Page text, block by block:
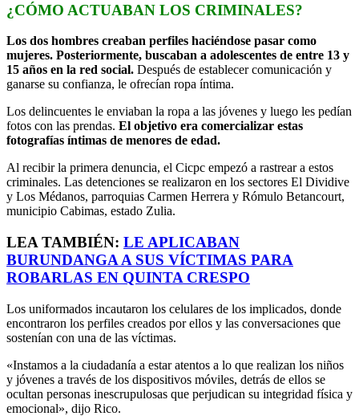
¿CÓMO ACTUABAN LOS CRIMINALES?
Los dos hombres creaban perfiles haciéndose pasar como
mujeres. Posteriormente, buscaban a adolescentes de entre 13 y
15 años en la red social. Después de establecer comunicación y
ganarse su confianza, le ofrecían ropa íntima.
Los delincuentes le enviaban la ropa a las jóvenes y luego les pedían
fotos con las prendas. El objetivo era comercializar estas
fotografías íntimas de menores de edad.
Al recibir la primera denuncia, el Cicpc empezó a rastrear a estos
criminales. Las detenciones se realizaron en los sectores El Dividive
y Los Médanos, parroquias Carmen Herrera y Rómulo Betancourt,
municipio Cabimas, estado Zulia.
LEA TAMBIÉN: LE APLICABAN
BURUNDANGA A SUS VÍCTIMAS PARA
ROBARLAS EN QUINTA CRESPO
Los uniformados incautaron los celulares de los implicados, donde
encontraron los perfiles creados por ellos y las conversaciones que
sostenían con una de las víctimas.
«Instamos a la ciudadanía a estar atentos a lo que realizan los niños
y jóvenes a través de los dispositivos móviles, detrás de ellos se
ocultan personas inescrupulosas que perjudican su integridad física y
emocional», dijo Rico.